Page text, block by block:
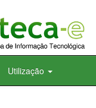
Utilização